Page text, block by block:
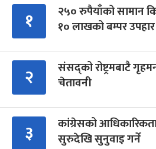
१
२५० रुपैयाँको सामान
१० लाखको बम्पर उपहार
२
संसद्को रोष्ट्रमबाटै
चेतावनी
३
कांग्रेसको
सुरुदेखि सुनुवाइ गर्ने